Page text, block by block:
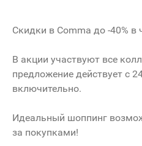
Скидки в Comma до -40% в
В акции участвуют все
предложение действует с
включительно.
Идеальный шоппинг
за покупками!